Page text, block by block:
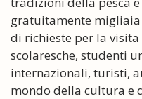
gratuitamente
di richieste per la
scolaresche, studenti
internazionali, turisti,
mondo della cultura e